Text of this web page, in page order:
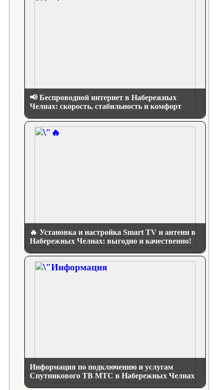
📢 Беспроводной интернет в Набережных
Челнах: скорость, стабильность и комфорт
🔥 Установка и настройка Smart TV и антенн в
Набережных Челнах: выгодно и качественно!
Информация по подключению и услугам
Спутникового ТВ МТС в Набережных Челнах